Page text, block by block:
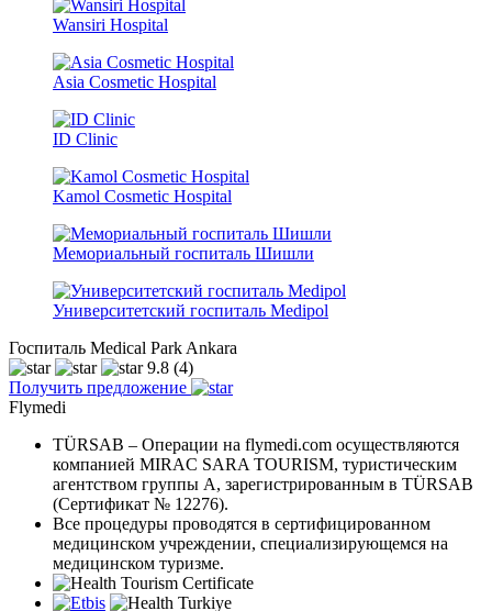
Wansiri Hospital
Asia Cosmetic Hospital
ID Clinic
Kamol Cosmetic Hospital
Мемориальный госпиталь Шишли
Университетский госпиталь Medipol
Госпиталь Medical Park Ankara
9.8 (4)
Получить предложение
Flymedi
TÜRSAB – Операции на flymedi.com осуществляются
компанией MIRAC SARA TOURISM, туристическим
агентством группы A, зарегистрированным в TÜRSAB
(Сертификат № 12276).
Все процедуры проводятся в сертифицированном
медицинском учреждении, специализирующемся на
медицинском туризме.